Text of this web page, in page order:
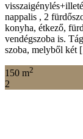
nappalis , 2
konyha, étkező,
vendégszoba is.
szoba, melyből
150 m2
2